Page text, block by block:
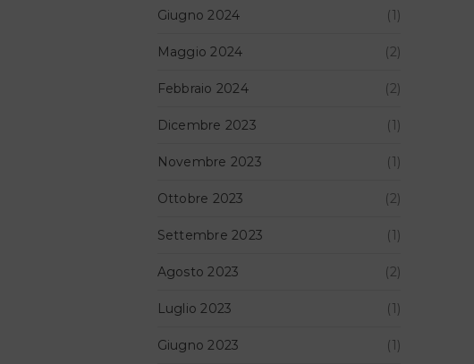
Giugno 2024 (1)
Maggio 2024 (2)
Febbraio 2024 (2)
Dicembre 2023 (1)
Novembre 2023 (1)
Ottobre 2023 (2)
Settembre 2023 (1)
Agosto 2023 (2)
Luglio 2023 (1)
Giugno 2023 (1)